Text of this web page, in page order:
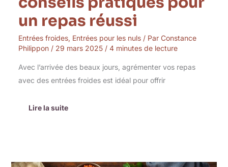
un repas réussi
Entrées froides, Entrées pour les nuls/ Par Constance
Philippon / 29 mars 2025 / 4 minutes de lecture
Avec l’arrivée des beaux jours, agrémenter vos repas
avec des entrées froides est idéal pour offrir
Lire la suite